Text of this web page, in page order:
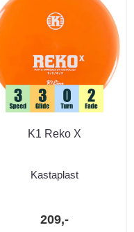
K1 Reko X
Kastaplast
209,-